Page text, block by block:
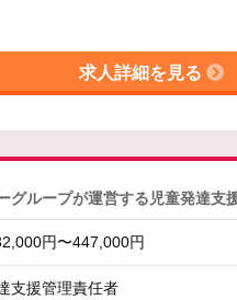
求人詳細を見る
ループが運営する児童発達
円〜447,000円
支援管理責任者